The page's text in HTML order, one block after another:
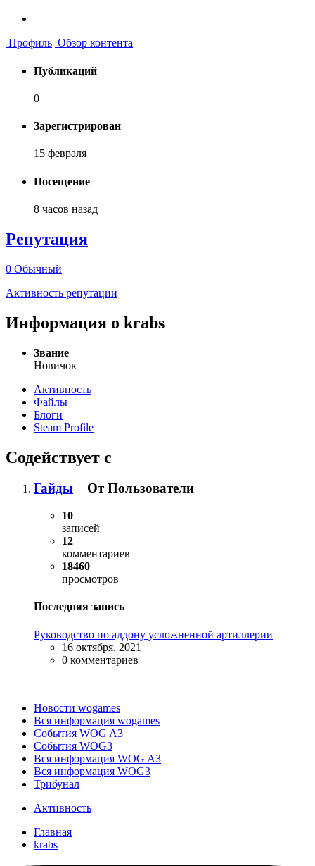
Профиль Обзор контента
Публикаций
0
Зарегистрирован
15 февраля
Посещение
8 часов назад
Репутация
0 Обычный
Активность репутации
Информация о krabs
Звание
Новичок
Активность
Файлы
Блоги
Steam Profile
Содействует с
Гайды От Пользователи
10
записей
12
комментариев
18460
просмотров
Последняя запись
Руководство по аддону усложненной артиллерии
16 октября, 2021
0 комментариев
Новости wogames
Вся информация wogames
События WOG A3
События WOG3
Вся информация WOG A3
Вся информация WOG3
Трибунал
Активность
Главная
krabs